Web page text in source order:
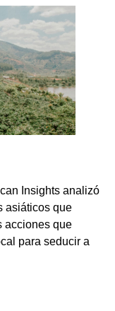
Insights analizó
asiáticos que
acciones que
para seducir a